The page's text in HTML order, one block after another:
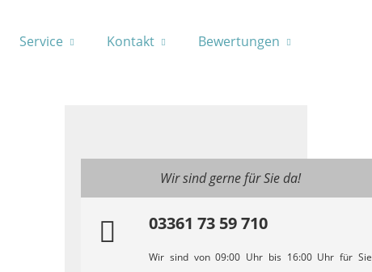
Service Kontakt Bewertungen
Wir sind gerne für Sie da!
03361 73 59 710
Wir sind von 09:00 Uhr bis 16:00 Uhr für Sie